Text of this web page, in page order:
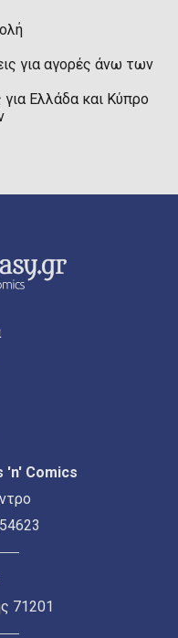
για αγορές άνω των
Ελλάδα και Κύπρο
'n' Comics
71201